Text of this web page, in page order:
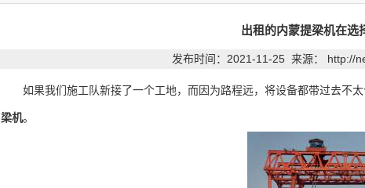
出租的内蒙提梁机在选
发布时间：2021-11-25 来源： http://
如果我们施工队新接了一个工地，而因为路程远，将设备都带过去不
梁机。